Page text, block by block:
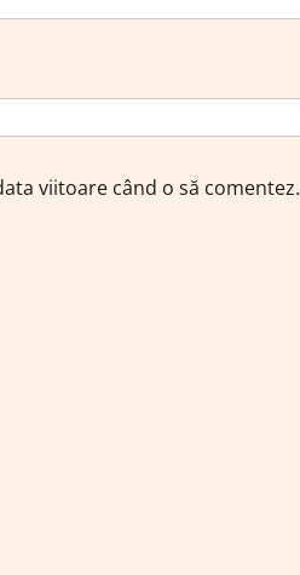
viitoare când o să comentez.